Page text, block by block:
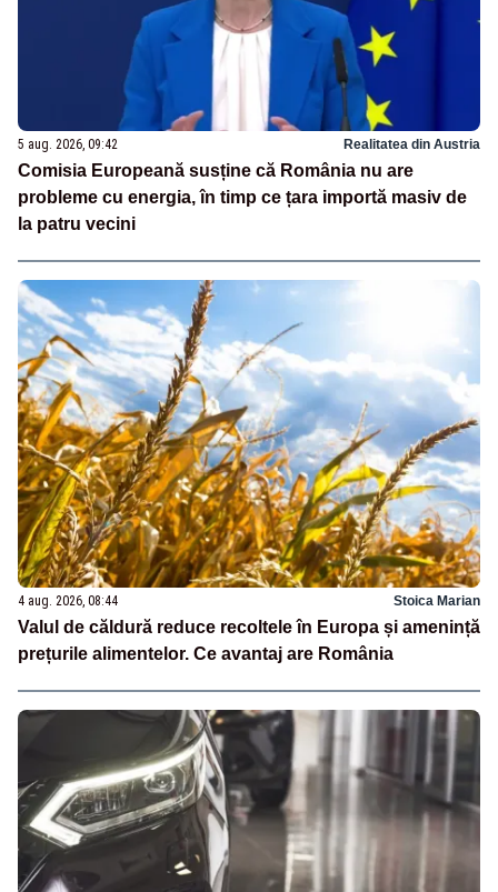
5 aug. 2026, 09:42 Realitatea din Austria
Comisia Europeană susține că România nu are
probleme cu energia, în timp ce țara importă masiv de
la patru vecini
4 aug. 2026, 08:44 Stoica Marian
Valul de căldură reduce recoltele în Europa și amenință
prețurile alimentelor. Ce avantaj are România